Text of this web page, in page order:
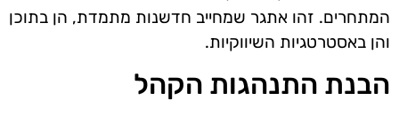
המתחרים. זהו אתגר שמחייב חדשנות מתמדת, הן בתוכן
והן באסטרטגיות השיווקיות.
הבנת התנהגות הקהל